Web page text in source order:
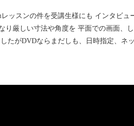
ッスンの件を受講生様にも インタビ
り厳しい寸法や角度を 平面での画面、
たがDVDならまだしも、日時指定、ネ